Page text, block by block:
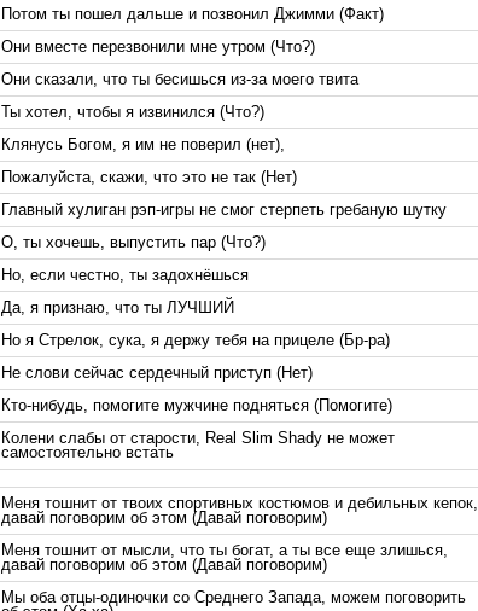
Потом ты пошел дальше и позвонил Джимми (Факт)
Они вместе перезвонили мне утром (Что?)
Они сказали, что ты бесишься из-за моего твита
Ты хотел, чтобы я извинился (Что?)
Клянусь Богом, я им не поверил (нет),
Пожалуйста, скажи, что это не так (Нет)
Главный хулиган рэп-игры не смог стерпеть гребаную шутку
О, ты хочешь, выпустить пар (Что?)
Но, если честно, ты задохнёшься
Да, я признаю, что ты ЛУЧШИЙ​​​​​​​​​​​
Но я Стрелок, сука, я держу тебя на прицеле (Бр-ра)
Не слови сейчас сердечный приступ (Нет)
Кто-нибудь, помогите мужчине подняться (Помогите)
Колени слабы от старости, Real Slim Shady не может
самостоятельно встать
Меня тошнит от твоих спортивных костюмов и дебильных кепок,
давай поговорим об этом (Давай поговорим)
Меня тошнит от мысли, что ты богат, а ты все еще злишься,
давай поговорим об этом (Давай поговорим)
Мы оба отцы-одиночки со Среднего Запада, можем поговорить